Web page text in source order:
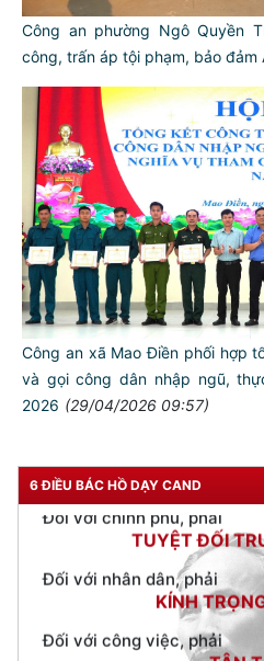
Công an phường Ngô Quyền
công, trấn áp tội phạm, bảo đảm
Công an xã Mao Điền phối hợp
và gọi công dân nhập ngũ,
2026 (29/04/2026 09:57)
6 ĐIỀU BÁC HỒ DẠY CAND
TƯ
NGƯỜI CÔNG AN
Đối với tự mình, phải
CẦN, KIỆM,
Đối với đồng sự, phải
THÂN ÁI
Đối với nhân dân, phải
KÍNH TRỌNG
Đối với công việc, phải
TẬN
Đối với địch, phải
CƯƠNG QUYẾT,